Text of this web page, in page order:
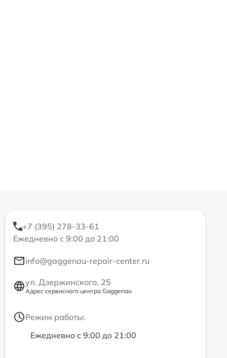
+7 (395) 278-33-61
Ежедневно с 9:00 до 21:00
info@gaggenau-repair-center.ru
ул. Дзержинского, 25
Адрес сервисного центра Gaggenau
Режим работы:
Ежедневно с 9:00 до 21:00